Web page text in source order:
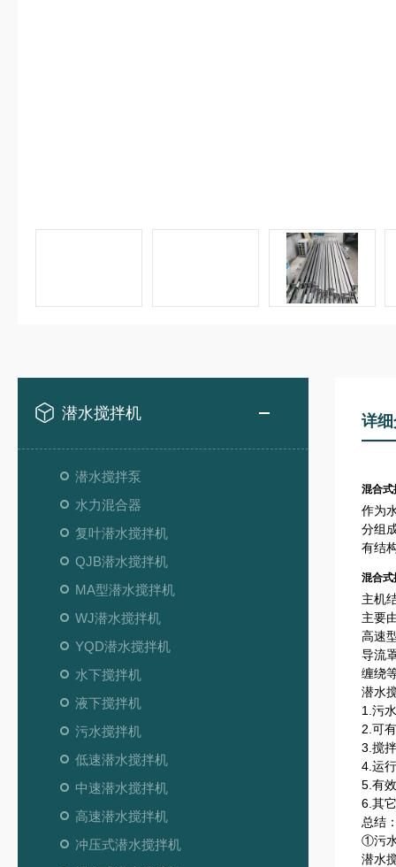
潜水搅拌机
潜水搅拌泵
水力混合器
复叶潜水搅拌机
QJB潜水搅拌机
MA型潜水搅拌机
WJ潜水搅拌机
YQD潜水搅拌机
水下搅拌机
液下搅拌机
污水搅拌机
低速潜水搅拌机
中速潜水搅拌机
高速潜水搅拌机
冲压式潜水搅拌机
详
混合式
作为
分组
有结
混合式
主机
主要
高速
导流
缠绕
潜水
1.污
2.可
3.搅
4.运
5.有
6.其
总结
①污
潜水